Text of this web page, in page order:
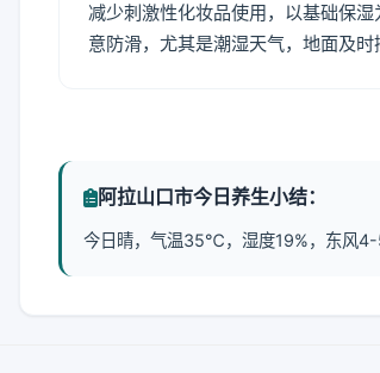
减少刺激性化妆品使用，以基础保
意防滑，尤其是潮湿天气，地面及时
阿拉山口市今日养生小结：
今日晴，气温35℃，湿度19%，东风4-